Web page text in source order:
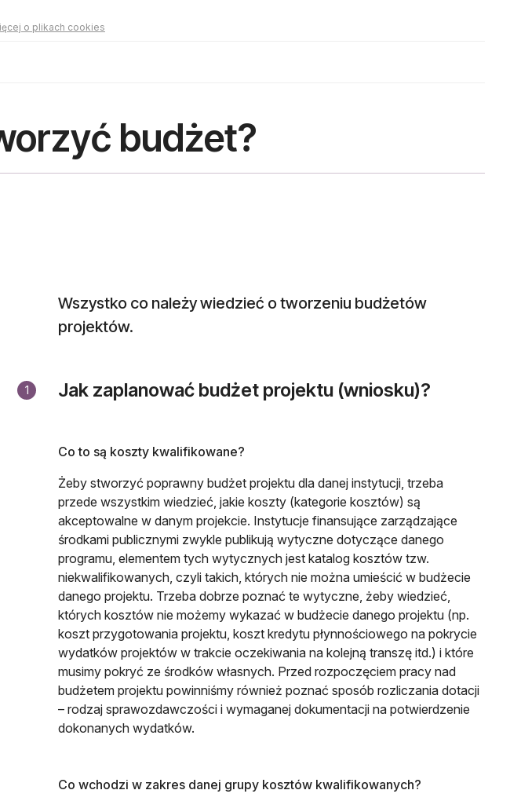
o plikach cookies
budżet?
Wszystko co należy wiedzieć o tworzeniu budżetów
projektów.
1 Jak zaplanować budżet projektu (wniosku)?
Co to są koszty kwalifikowane?
Żeby stworzyć poprawny budżet projektu dla danej instytucji, trzeba
przede wszystkim wiedzieć, jakie koszty (kategorie kosztów) są
akceptowalne w danym projekcie. Instytucje finansujące zarządzające
środkami publicznymi zwykle publikują wytyczne dotyczące danego
programu, elementem tych wytycznych jest katalog kosztów tzw.
niekwalifikowanych, czyli takich, których nie można umieścić w budżecie
danego projektu. Trzeba dobrze poznać te wytyczne, żeby wiedzieć,
których kosztów nie możemy wykazać w budżecie danego projektu (np.
koszt przygotowania projektu, koszt kredytu płynnościowego na pokrycie
wydatków projektów w trakcie oczekiwania na kolejną transzę itd.) i które
musimy pokryć ze środków własnych. Przed rozpoczęciem pracy nad
budżetem projektu powinniśmy również poznać sposób rozliczania dotacji
– rodzaj sprawozdawczości i wymaganej dokumentacji na potwierdzenie
dokonanych wydatków.
Co wchodzi w zakres danej grupy kosztów kwalifikowanych?